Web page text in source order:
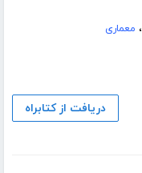
، معماری
دریافت از کتابراه